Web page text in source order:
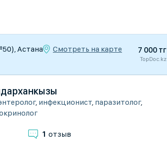
Астана
Смотреть на карте
7 000 тг
TopDoc.kz
, инфекционист, паразитолог,
1 отзыв